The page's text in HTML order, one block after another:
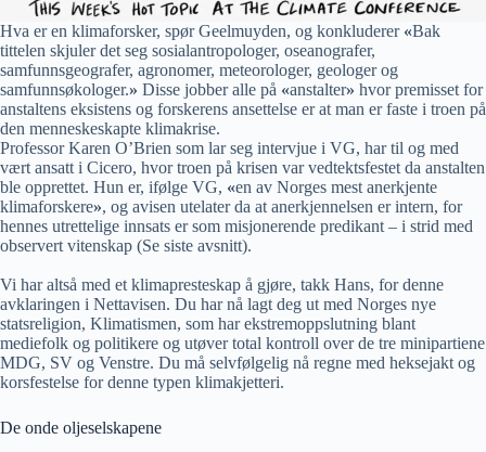
Hva er en klimaforsker, spør Geelmuyden, og konkluderer «Bak
tittelen skjuler det seg sosialantropologer, oseanografer,
samfunnsgeografer, agronomer, meteorologer, geologer og
samfunnsøkologer.» Disse jobber alle på «anstalter» hvor premisset for
anstaltens eksistens og forskerens ansettelse er at man er faste i troen på
den menneskeskapte klimakrise.
Professor Karen O’Brien som lar seg intervjue i VG, har til og med
vært ansatt i Cicero, hvor troen på krisen var vedtektsfestet da anstalten
ble opprettet. Hun er, ifølge VG, «en av Norges mest anerkjente
klimaforskere», og avisen utelater da at anerkjennelsen er intern, for
hennes utrettelige innsats er som misjonerende predikant – i strid med
observert vitenskap (Se siste avsnitt).
Vi har altså med et klimapresteskap å gjøre, takk Hans, for denne
avklaringen i Nettavisen. Du har nå lagt deg ut med Norges nye
statsreligion, Klimatismen, som har ekstremoppslutning blant
mediefolk og politikere og utøver total kontroll over de tre minipartiene
MDG, SV og Venstre. Du må selvfølgelig nå regne med heksejakt og
korsfestelse for denne typen klimakjetteri.
De onde oljeselskapene